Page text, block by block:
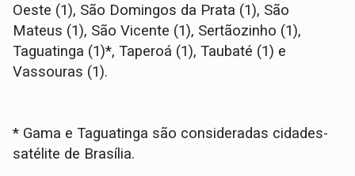
Oeste (1), São Domingos da Prata (1), São
Mateus (1), São Vicente (1), Sertãozinho (1),
Taguatinga (1)*, Taperoá (1), Taubaté (1) e
Vassouras (1).
* Gama e Taguatinga são consideradas cidades-
satélite de Brasília.